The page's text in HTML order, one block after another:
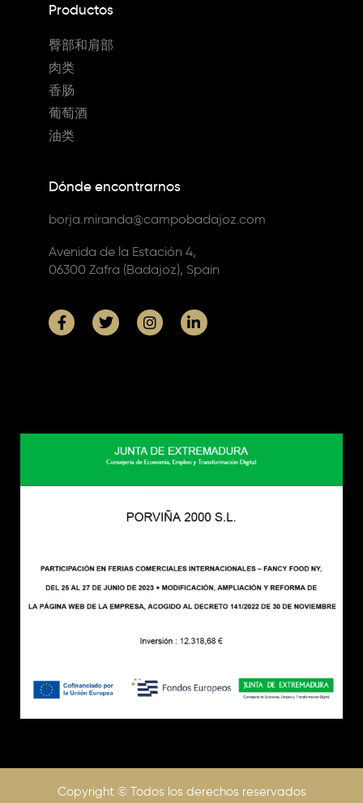
Productos
臀部和肩部
肉类
香肠
葡萄酒
油类
Dónde encontrarnos
borja.miranda@campobadajoz.com
Avenida de la Estación 4,
06300 Zafra (Badajoz), Spain
Copyright © Todos los derechos reservados